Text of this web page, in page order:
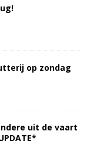
op zondag
uit de vaart